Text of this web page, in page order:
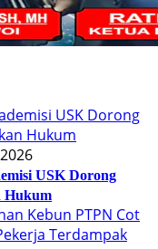
USK Dorong
Hukum